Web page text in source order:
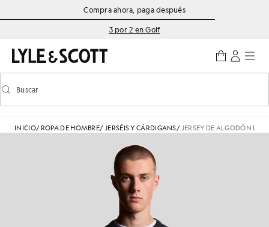
Saltar al contenido principal
Información de accesibilidadCompra ahora, paga después
3 por 2 en Golf
Activar/desactivar la búsqueda predictiva
Buscar
INICIO/ ROPA DE HOMBRE/JERSÉIS Y CÁRDIGANS/JERSEY DE ALGODÓN DE